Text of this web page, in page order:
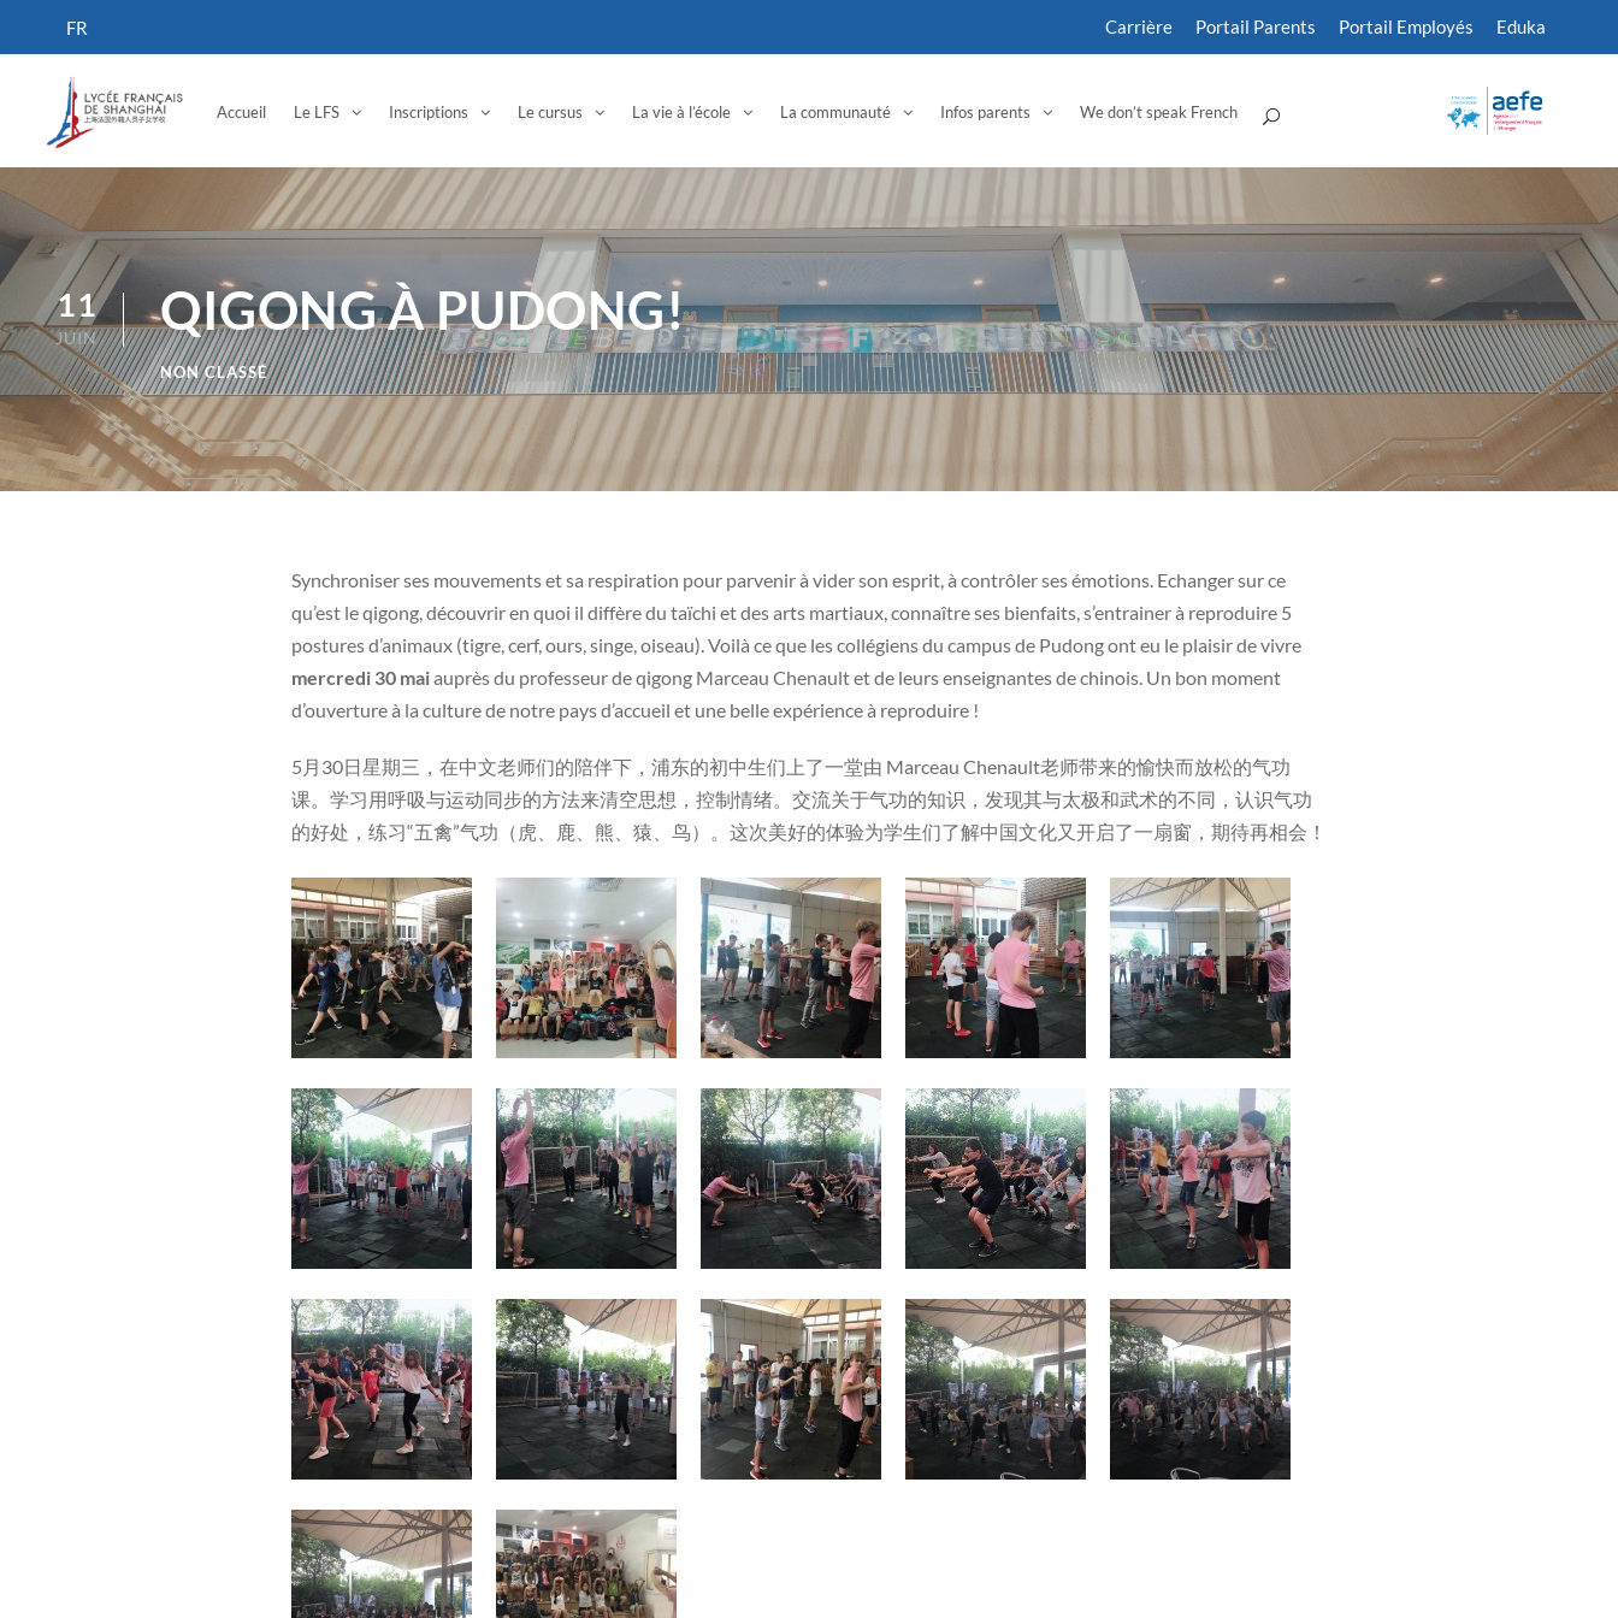
Carrière Portail Parents Portail Employés Eduka
Accueil Le LFS Inscriptions Le cursus La vie à l’école La communauté Infos parents We don’t speak French
11
JUIN QIGONG À PUDONG!
NON CLASSÉ
Synchroniser ses mouvements et sa respiration pour parvenir à vider son esprit, à contrôler ses émotions. Echanger sur ce
qu’est le qigong, découvrir en quoi il diffère du taïchi et des arts martiaux, connaître ses bienfaits, s’entrainer à reproduire 5
postures d’animaux (tigre, cerf, ours, singe, oiseau). Voilà ce que les collégiens du campus de Pudong ont eu le plaisir de vivre
mercredi 30 maiauprès du professeur de qigong Marceau Chenault et de leurs enseignantes de chinois. Un bon moment
d’ouverture à la culture de notre pays d’accueil et une belle expérience à reproduire !
5月30日星期三，在中文老师们的陪伴下，浦东的初中生们上了一堂由 Marceau Chenault老师带来的愉快而放松的气功
课。学习用呼吸与运动同步的方法来清空思想，控制情绪。交流关于气功的知识，发现其与太极和武术的不同，认识气功
的好处，练习“五禽”气功（虎、鹿、熊、猿、鸟）。这次美好的体验为学生们了解中国文化又开启了一扇窗，期待再相会！